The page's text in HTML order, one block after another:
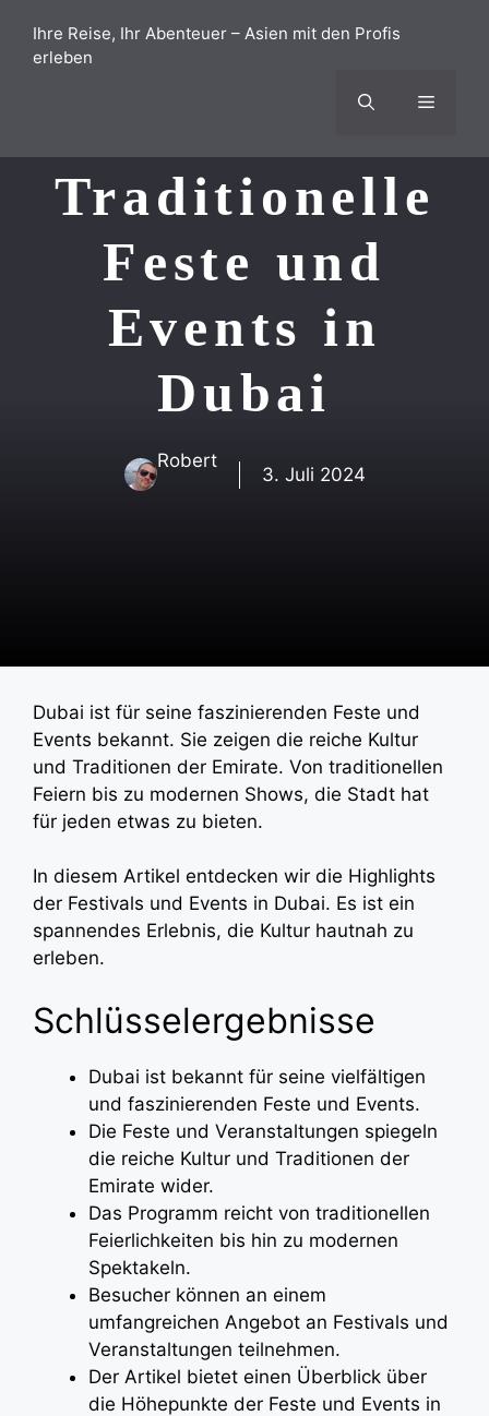
Inhalt
springen
Ihre Reise, Ihr Abenteuer – Asien mit den Profis
erleben
Menü
Traditionelle
Feste und
Events in
Dubai
Robert
3. Juli 2024
Dubai ist für seine faszinierenden Feste und
Events bekannt. Sie zeigen die reiche Kultur
und Traditionen der Emirate. Von traditionellen
Feiern bis zu modernen Shows, die Stadt hat
für jeden etwas zu bieten.
In diesem Artikel entdecken wir die Highlights
der Festivals und Events in Dubai. Es ist ein
spannendes Erlebnis, die Kultur hautnah zu
erleben.
Schlüsselergebnisse
Dubai ist bekannt für seine vielfältigen
und faszinierenden Feste und Events.
Die Feste und Veranstaltungen spiegeln
die reiche Kultur und Traditionen der
Emirate wider.
Das Programm reicht von traditionellen
Feierlichkeiten bis hin zu modernen
Spektakeln.
Besucher können an einem
umfangreichen Angebot an Festivals und
Veranstaltungen teilnehmen.
Der Artikel bietet einen Überblick über
die Höhepunkte der Feste und Events in